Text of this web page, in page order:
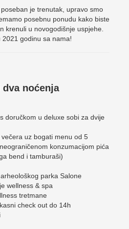
je trenutak, upravo smo
posebnu ponudu kako biste
krenuli u novogodišnje uspjehe.
godinu sa nama!
noćenja
doručkom u deluxe sobi za dvije
uz bogati menu od 5
konzumacijom pića
bend i tamburaši)
parka Salone
wellness & spa
tretmane
check out do 14h